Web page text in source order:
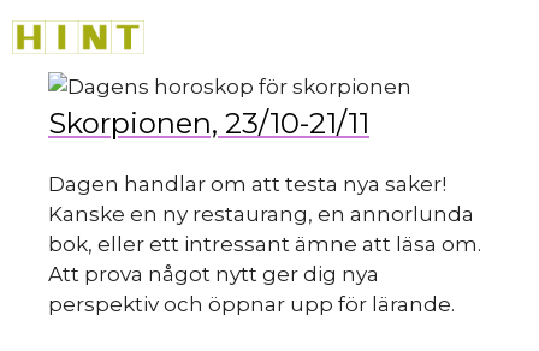
till
innehåll
Skorpionen, 23/10-21/11
Dagen handlar om att testa nya saker!
Kanske en ny restaurang, en annorlunda
bok, eller ett intressant ämne att läsa om.
Att prova något nytt ger dig nya
perspektiv och öppnar upp för lärande.